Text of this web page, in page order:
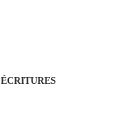
ÉCRITURES